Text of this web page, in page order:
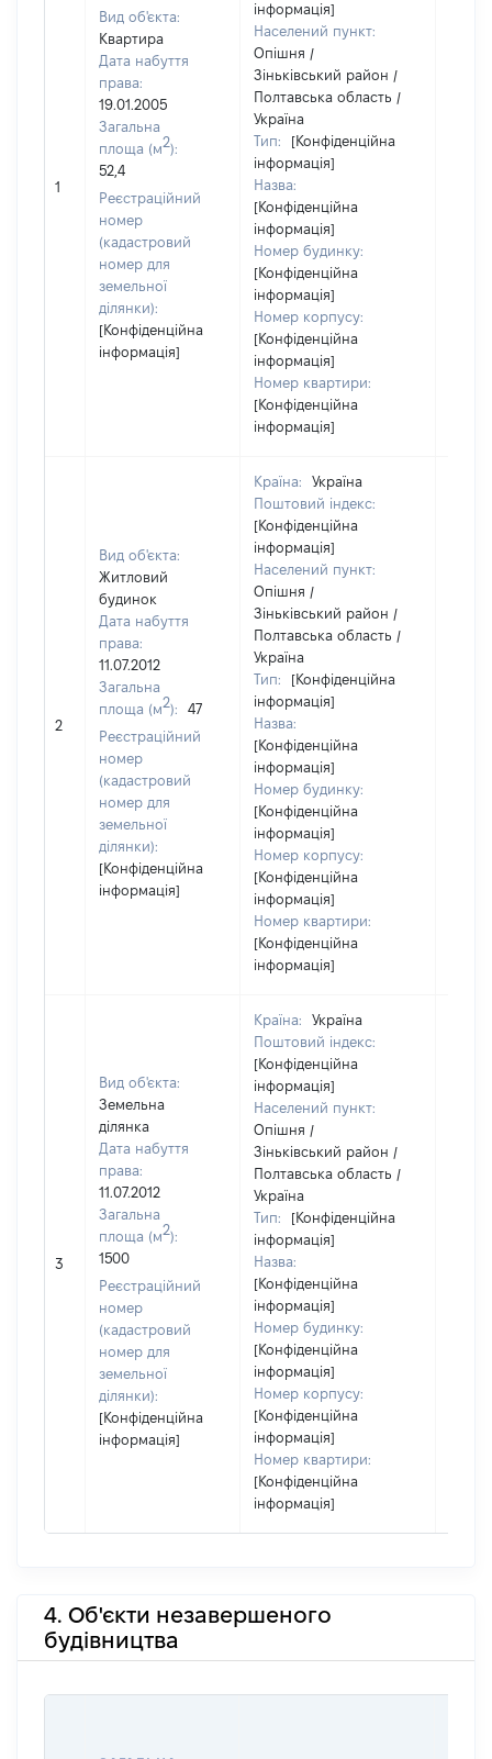
1
Вид об'єкта:
Квартира
Дата набуття
права:
19.01.2005
Загальна
площа (м2):
52,4
Реєстраційний
номер
(кадастровий
номер для
земельної
ділянки):
[Конфіденційна
інформація]
інформація]
Населений пункт:
Опішня /
Зіньківський район /
Полтавська область /
Україна
Тип:
[Конфіденційна
інформація]
Назва:
[Конфіденційна
інформація]
Номер будинку:
[Конфіденційна
інформація]
Номер корпусу:
[Конфіденційна
інформація]
Номер квартири:
[Конфіденційна
інформація]
2
Вид об'єкта:
Житловий
будинок
Дата набуття
права:
11.07.2012
Загальна
площа (м2):
47
Реєстраційний
номер
(кадастровий
номер для
земельної
ділянки):
[Конфіденційна
інформація]
Країна:
Україна
Поштовий індекс:
[Конфіденційна
інформація]
Населений пункт:
Опішня /
Зіньківський район /
Полтавська область /
Україна
Тип:
[Конфіденційна
інформація]
Назва:
[Конфіденційна
інформація]
Номер будинку:
[Конфіденційна
інформація]
Номер корпусу:
[Конфіденційна
інформація]
Номер квартири:
[Конфіденційна
інформація]
3
Вид об'єкта:
Земельна
ділянка
Дата набуття
права:
11.07.2012
Загальна
площа (м2):
1500
Реєстраційний
номер
(кадастровий
номер для
земельної
ділянки):
[Конфіденційна
інформація]
Країна:
Україна
Поштовий індекс:
[Конфіденційна
інформація]
Населений пункт:
Опішня /
Зіньківський район /
Полтавська область /
Україна
Тип:
[Конфіденційна
інформація]
Назва:
[Конфіденційна
інформація]
Номер будинку:
[Конфіденційна
інформація]
Номер корпусу:
[Конфіденційна
інформація]
Номер квартири:
[Конфіденційна
інформація]
4. Об'єкти незавершеного
будівництва